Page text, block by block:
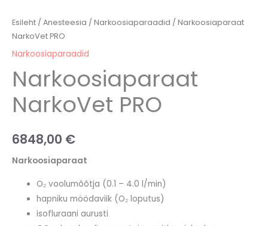
Esileht / Anesteesia / Narkoosiaparaadid / Narkoosiaparaat
NarkoVet PRO
Narkoosiaparaadid
Narkoosiaparaat
NarkoVet PRO
6848,00 €
Narkoosiaparaat
O₂ voolumõõtja (0.1 – 4.0 l/min)
hapniku möödaviik (O₂ loputus)
isofluraani aurusti